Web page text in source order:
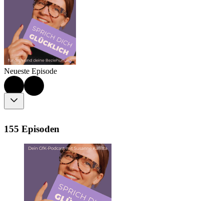
Neueste Episode
155 Episoden